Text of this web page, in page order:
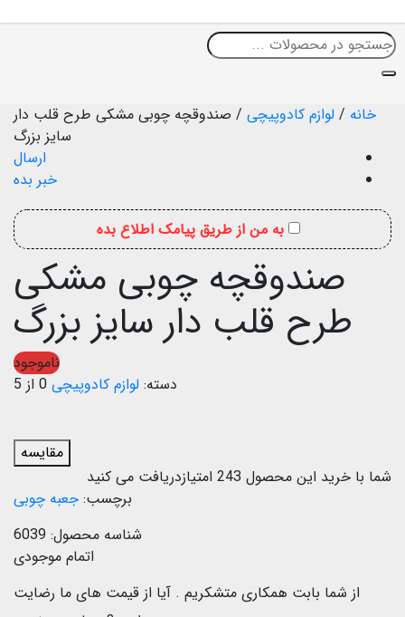
خانه / لوازم کادوپیچی / صندوقچه چوبی مشکی طرح قلب دار
سایز بزرگ
ارسال
خبر بده
به من از طریق پیامک اطلاع بده
صندوقچه چوبی مشکی
طرح قلب دار سایز بزرگ
ناموجود
دسته: لوازم کادوپیچی 0 از 5
مقایسه
شما با خرید این محصول 243 امتیازدریافت می کنید
برچسب: جعبه چوبی
شناسه محصول: 6039
اتمام موجودی
از شما بابت همکاری متشکریم . آیا از قیمت های ما رضایت